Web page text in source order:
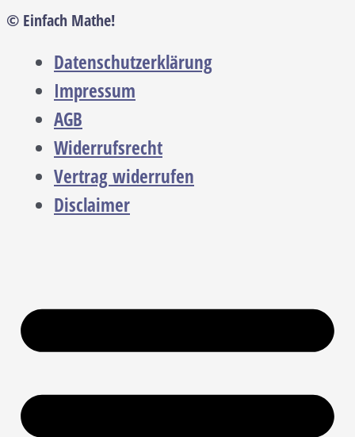
© Einfach Mathe!
Datenschutzerklärung
Impressum
AGB
Widerrufsrecht
Vertrag widerrufen
Disclaimer